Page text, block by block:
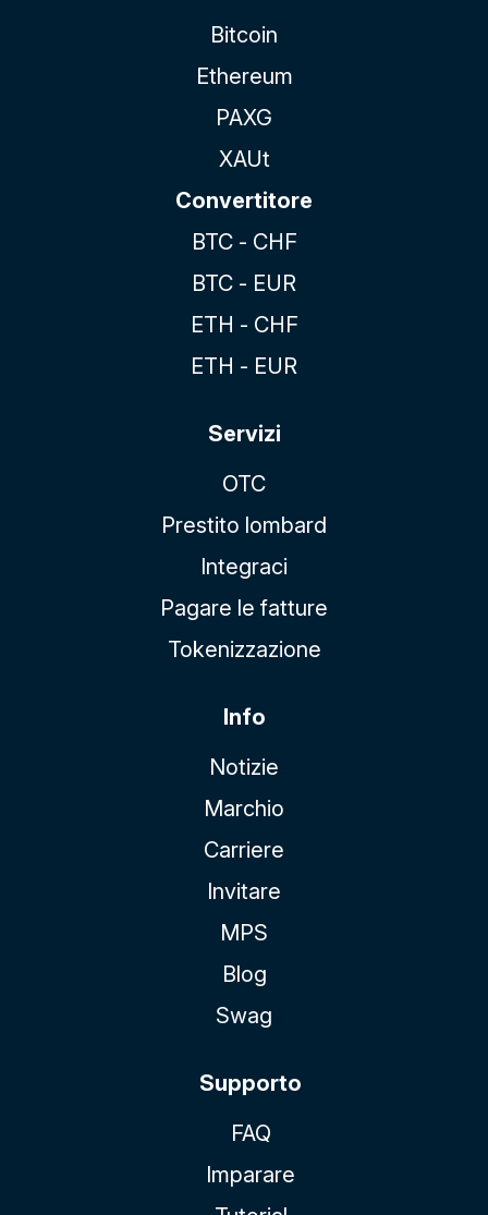
Bitcoin
Ethereum
PAXG
XAUt
Convertitore
BTC - CHF
BTC - EUR
ETH - CHF
ETH - EUR
Servizi
OTC
Prestito lombard
Integraci
Pagare le fatture
Tokenizzazione
Info
Notizie
Marchio
Carriere
Invitare
MPS
Blog
Swag
Supporto
FAQ
Imparare